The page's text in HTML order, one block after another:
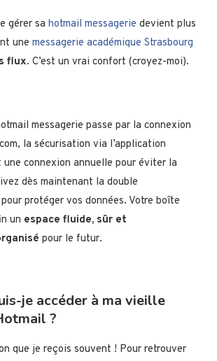
gérer sa hotmail messagerie devient plus
une messagerie académique Strasbourg
flux. C’est un vrai confort (croyez-moi).
messagerie passe par la connexion
la sécurisation via l’application
connexion annuelle pour éviter la
dès maintenant la double
protéger vos données. Votre boîte
un espace fluide, sûr et
pour le futur.
je accéder à ma vieille
?
que je reçois souvent ! Pour retrouver